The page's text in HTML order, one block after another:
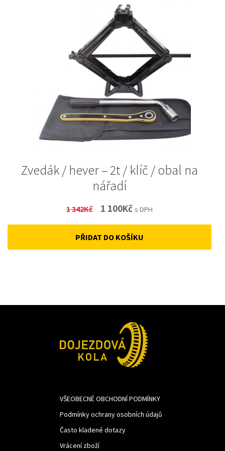
Zvedák / hever – 2t / klíč / obal na
nářadí
1 342Kč
Original
price
was:
1 100KčCurrent
price
is:
s DPH
PŘIDAT DO KOŠÍKU
VŠEOBECNÉ OBCHODNÍ PODMÍNKY
Podmínky ochrany osobních údajů
Často kladené dotazy
Vrácení zboží